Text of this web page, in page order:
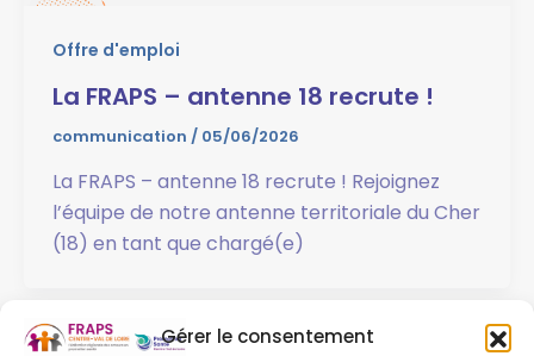
Gérer le consentement
Offre d'emploi
La FRAPS – antenne 18 recrute !
communication / 05/06/2026
La FRAPS – antenne 18 recrute ! Rejoignez
l’équipe de notre antenne territoriale du Cher
(18) en tant que chargé(e)